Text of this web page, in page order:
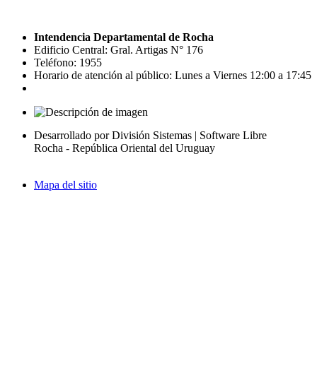
Intendencia Departamental de Rocha
Edificio Central: Gral. Artigas N° 176
Teléfono: 1955
Horario de atención al público: Lunes a Viernes 12:00 a 17:45
Desarrollado por División Sistemas | Software Libre
Rocha - República Oriental del Uruguay
Mapa del sitio